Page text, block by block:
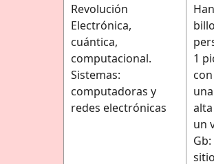
Revolución
Electrónica,
cuántica,
computacional.
Sistemas:
computadoras y
redes electrónicas
1
un